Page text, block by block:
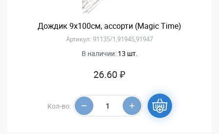
Дождик 9х100см, ассорти (Magic Time)
Артикул: 91135/1,91945,91947
В наличии: 13 шт.
26.60 ₽
Кол-во: